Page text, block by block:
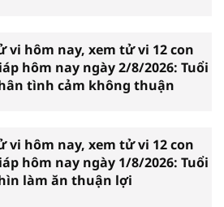
vi hôm nay, xem tử vi 12 con
hôm nay ngày 2/8/2026: Tuổi
tình cảm không thuận
vi hôm nay, xem tử vi 12 con
hôm nay ngày 1/8/2026: Tuổi
làm ăn thuận lợi